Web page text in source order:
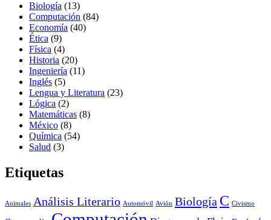
Biología (13)
Computación (84)
Economía (40)
Ética (9)
Física (4)
Historia (20)
Ingeniería (11)
Inglés (5)
Lengua y Literatura (23)
Lógica (2)
Matemáticas (8)
México (8)
Química (54)
Salud (3)
Etiquetas
Animales Análisis Literario Automóvil Avión Biología C Civismo